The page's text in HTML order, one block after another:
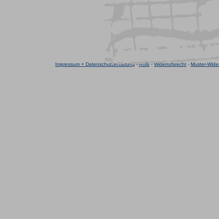
Impressum + Datenschutzerklärung -AGB - Widerrufsrecht - Muster-